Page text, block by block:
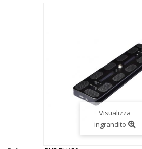
Visualizza
ingrandito